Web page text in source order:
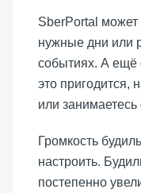
SberPortal может
нужные дни или
событиях. А ещё
это пригодится,
или занимаетесь
Громкость
настроить.
постепенно